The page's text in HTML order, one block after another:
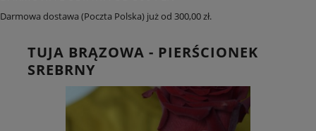
Darmowa dostawa (Poczta Polska) już od 300,00 zł.
TUJA BRĄZOWA - PIERŚCIONEK
SREBRNY